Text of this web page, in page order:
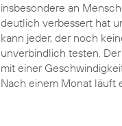
insbesondere an
deutlich verbessert hat
kann jeder, der noch
unverbindlich testen.
mit einer
Nach einem Monat läuft